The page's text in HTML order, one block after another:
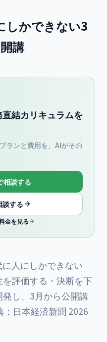
しかできない3
講
結カリキュラムを
ランと費用を、AIがその
相談する
談する
金を見る
人にしかできない
評価する・決断を下
し、3月から公開講
日本経済新聞 2026